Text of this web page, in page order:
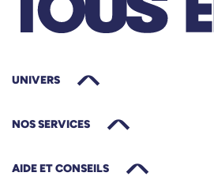
Sécurité et confort
Pourquoi choisir le dossier
fatigue lors des arrêts
l’assise tout en donnant
UNIVERS
NOS SERVICES
AIDE ET CONSEILS